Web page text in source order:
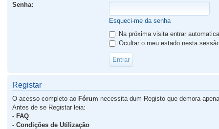
Senha:
Esqueci-me da senha
Na próxima visita entrar
Ocultar o meu estado nesta
Registar
O acesso completo ao Fórum necessita dum Registo que demora
Antes de se Registar leia:
- FAQ
- Condições de Utilização